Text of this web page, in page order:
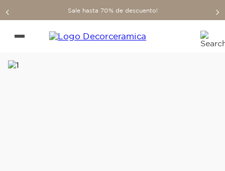
Sale hasta 70% de descuento!